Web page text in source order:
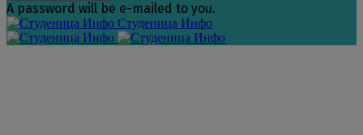
A password will be e-mailed to you.
Студеница Инфо